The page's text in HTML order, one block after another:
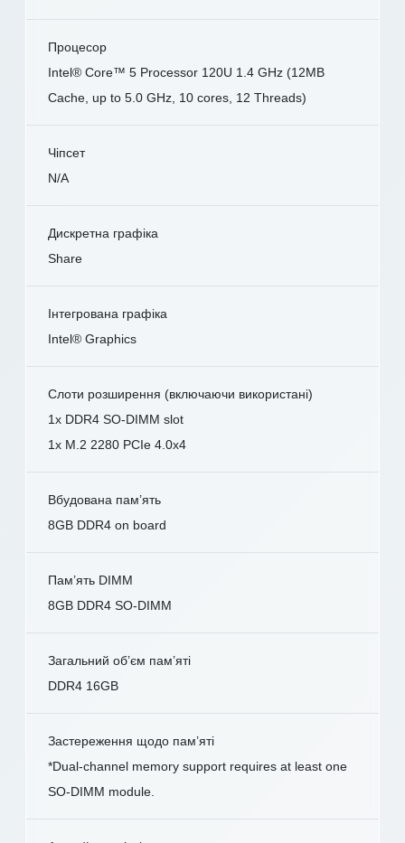
Процесор
Intel® Core™ 5 Processor 120U 1.4 GHz (12MB
Cache, up to 5.0 GHz, 10 cores, 12 Threads)
Чіпсет
N/A
Дискретна графіка
Share
Інтегрована графіка
Intel® Graphics
Слоти розширення (включаючи використані)
1x DDR4 SO-DIMM slot
1x M.2 2280 PCIe 4.0x4
Вбудована пам’ять
8GB DDR4 on board
Пам’ять DIMM
8GB DDR4 SO-DIMM
Загальний об’єм пам’яті
DDR4 16GB
Застереження щодо пам’яті
*Dual-channel memory support requires at least one
SO-DIMM module.